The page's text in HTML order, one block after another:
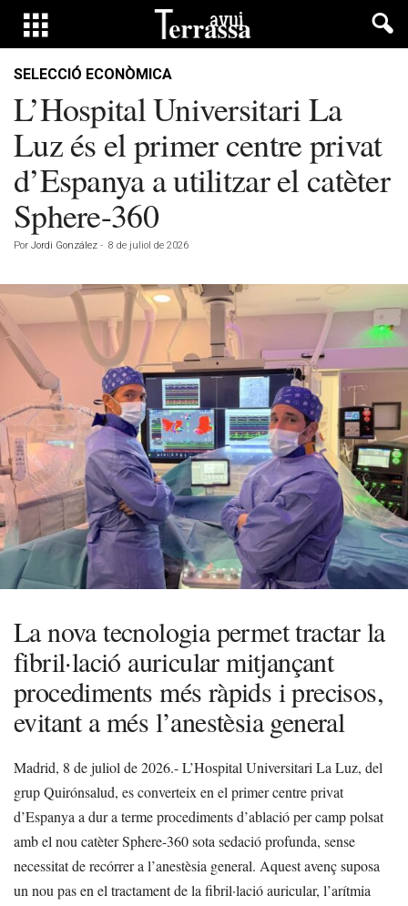
SELECCIÓ ECONÒMICA
L’Hospital Universitari La
Luz és el primer centre privat
d’Espanya a utilitzar el catèter
Sphere-360
Por Jordi González - 8 de juliol de 2026
La nova tecnologia permet tractar la
fibril·lació auricular mitjançant
procediments més ràpids i precisos,
evitant a més l’anestèsia general
Madrid, 8 de juliol de 2026.- L’Hospital Universitari La Luz, del
grup Quirónsalud, es converteix en el primer centre privat
d’Espanya a dur a terme procediments d’ablació per camp polsat
amb el nou catèter Sphere-360 sota sedació profunda, sense
necessitat de recórrer a l’anestèsia general. Aquest avenç suposa
un nou pas en el tractament de la fibril·lació auricular, l’arítmia